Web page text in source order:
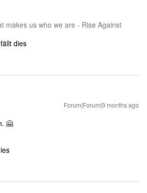
makes us who we are - Rise Against
dies
Forum|Forum|9 months ago
🤗